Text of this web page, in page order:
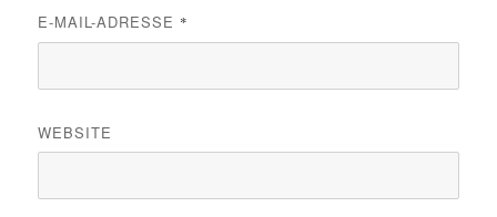
E-MAIL-ADRESSE *
WEBSITE